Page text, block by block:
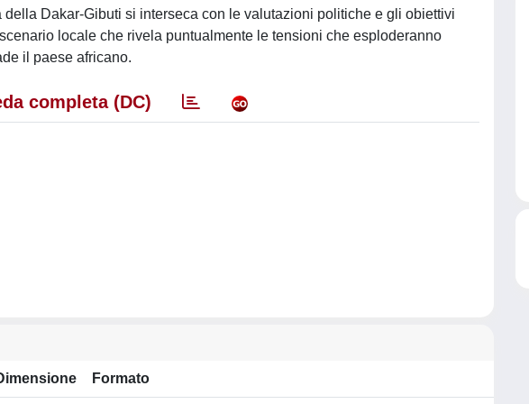
Dakar-Gibuti si interseca con le valutazioni politiche e gli obiettivi
locale che rivela puntualmente le tensioni che esploderanno
il paese africano.
completa (DC)
Formato